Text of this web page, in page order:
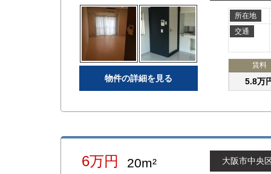
物件の詳細を見る
所在地
交通
賃料
5.8万
6万円 20m² 大阪市中央